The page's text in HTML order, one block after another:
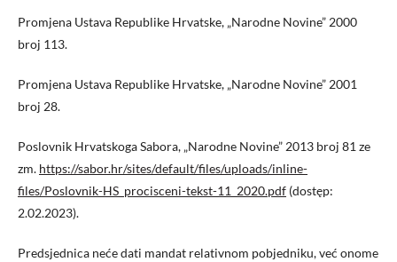
Promjena Ustava Republike Hrvatske, „Narodne Novine” 2000
broj 113.
Promjena Ustava Republike Hrvatske, „Narodne Novine” 2001
broj 28.
Poslovnik Hrvatskoga Sabora, „Narodne Novine” 2013 broj 81 ze
zm. https://sabor.hr/sites/default/files/uploads/inline-
files/Poslovnik-HS_procisceni-tekst-11_2020.pdf (dostęp:
2.02.2023).
Predsjednica neće dati mandat relativnom pobjedniku, već onome